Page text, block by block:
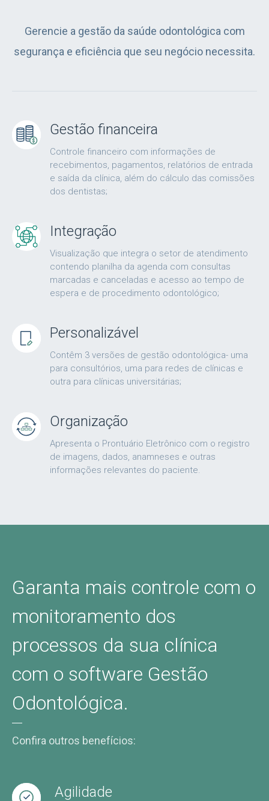
Gerencie a gestão da saúde odontológica com
segurança e eficiência que seu negócio necessita.
Gestão financeira
Controle financeiro com informações de
recebimentos, pagamentos, relatórios de entrada
e saída da clínica, além do cálculo das comissões
dos dentistas;
Integração
Visualização que integra o setor de atendimento
contendo planilha da agenda com consultas
marcadas e canceladas e acesso ao tempo de
espera e de procedimento odontológico;
Personalizável
Contêm 3 versões de gestão odontológica- uma
para consultórios, uma para redes de clínicas e
outra para clínicas universitárias;
Organização
Apresenta o Prontuário Eletrônico com o registro
de imagens, dados, anamneses e outras
informações relevantes do paciente.
Garanta mais controle com o
monitoramento dos
processos da sua clínica
com o software Gestão
Odontológica.
Confira outros benefícios:
Agilidade